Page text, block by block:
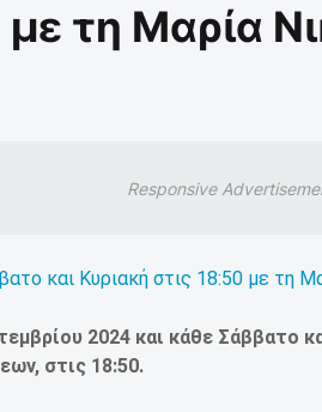
με τη Μαρία
Responsive
2024 και κάθε Σάββατο
στις 18:50.